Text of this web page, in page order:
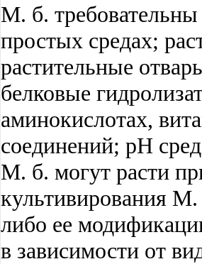
М. б. требовательны
простых средах;
растительные
белковые
аминокислотах,
соединений; pH
М. б. могут расти
культивирования
либо ее
в зависимости от